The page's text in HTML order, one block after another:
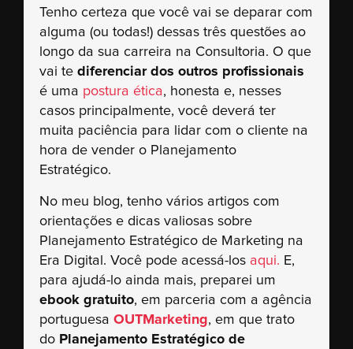
Tenho certeza que você vai se deparar com
alguma (ou todas!) dessas três questões ao
longo da sua carreira na Consultoria. O que
vai te diferenciar dos outros profissionais
é uma postura ética, honesta e, nesses
casos principalmente, você deverá ter
muita paciência para lidar com o cliente na
hora de vender o Planejamento
Estratégico.
No meu blog, tenho vários artigos com
orientações e dicas valiosas sobre
Planejamento Estratégico de Marketing na
Era Digital. Você pode acessá-los aqui. E,
para ajudá-lo ainda mais, preparei um
ebook gratuito, em parceria com a agência
portuguesa OUTMarketing, em que trato
do Planejamento Estratégico de